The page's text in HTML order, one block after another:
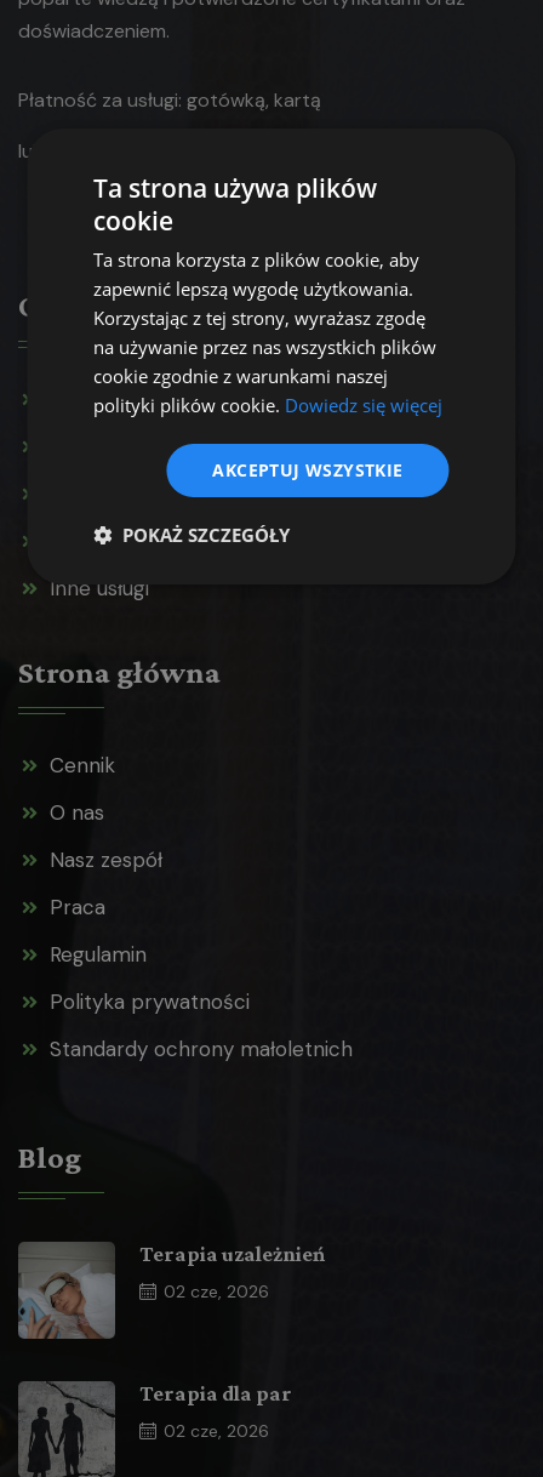
doświadczeniem.
Płatność za usługi: gotówką, kartą
lub
Oferta
Konsultacja psychologiczna
Terapia rodzinna
Terapia uzależnień
Inne usługi
Strona główna
Cennik
O nas
Nasz zespół
Praca
Regulamin
Polityka prywatności
Standardy ochrony małoletnich
Blog
Terapia uzależnień
02 cze, 2026
Terapia dla par
02 cze, 2026
Ta strona używa plików
cookie
Ta strona korzysta z plików cookie, aby
zapewnić lepszą wygodę użytkowania.
Korzystając z tej strony, wyrażasz zgodę
na używanie przez nas wszystkich plików
cookie zgodnie z warunkami naszej
polityki plików cookie. Dowiedz się więcej
AKCEPTUJ WSZYSTKIE
POKAŻ SZCZEGÓŁY